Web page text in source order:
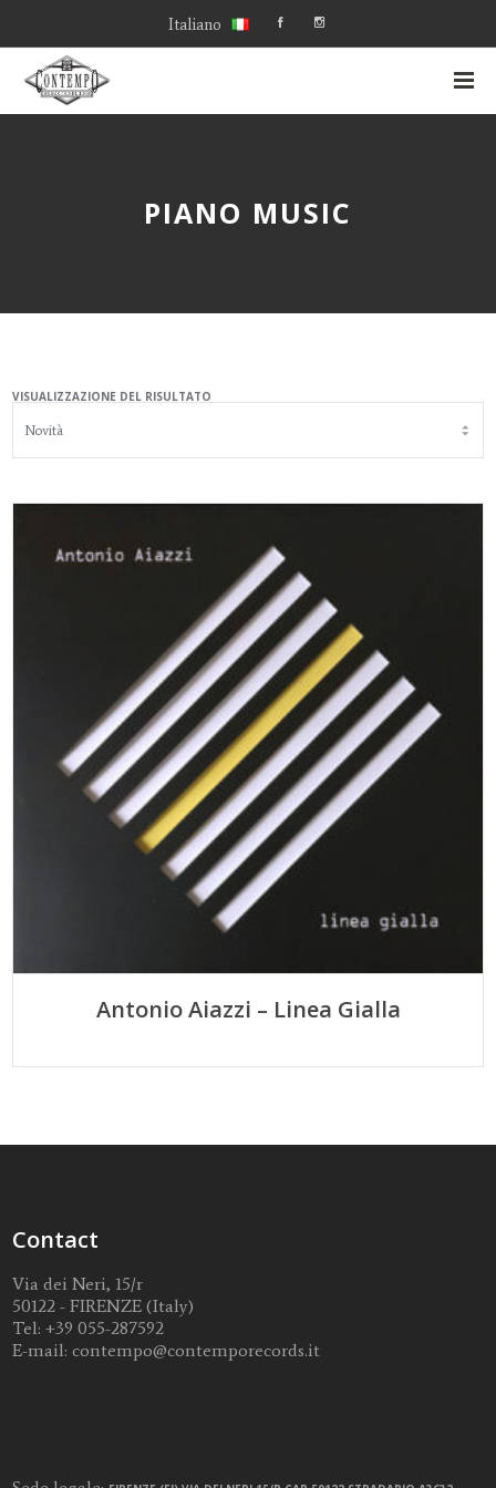
Italiano
PIANO MUSIC
VISUALIZZAZIONE DEL RISULTATO
Antonio Aiazzi – Linea Gialla
Contact
Via dei Neri, 15/r
50122 - FIRENZE (Italy)
Tel:+39 055-287592
E-mail:contempo@contemporecords.it